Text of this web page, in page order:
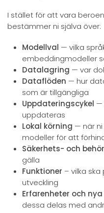
I stället för att vara
bestämmer ni själva över:
Modellval — vilka
embeddingmodeller
Datalagring — var
Dataflöden — hur
som är tillgängliga
Uppdateringscykel —
uppdateras
Lokal körning — när ni
modeller för att
Säkerhets- och
gälla
Funktioner – vilka
utveckling
Erfarenheter och
dessa delas med